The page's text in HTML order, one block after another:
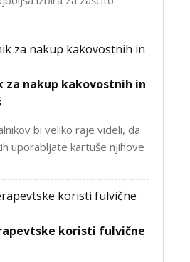
za nakup kakovostnih in
bi veliko raje videli, da
uporabljate kartuše njihove
koristi fulvične